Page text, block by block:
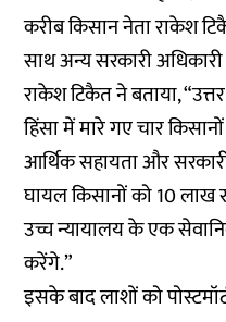
करीब किसान नेता राकेश
साथ अन्य सरकारी
राकेश टिकैत ने बताया,
हिंसा में मारे गए चार
आर्थिक सहायता और
घायल किसानों को 10
उच्च न्यायालय के एक
करेंगे.”
इसके बाद लाशों को